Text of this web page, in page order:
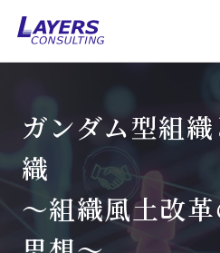
ガンダム型組
織
～組織風土改